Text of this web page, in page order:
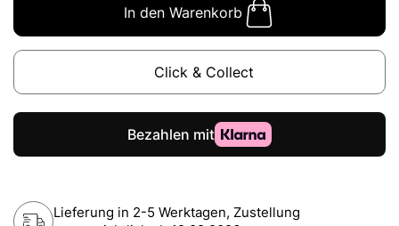
In den Warenkorb
Click & Collect
Lieferung in 2-5 Werktagen, Zustellung